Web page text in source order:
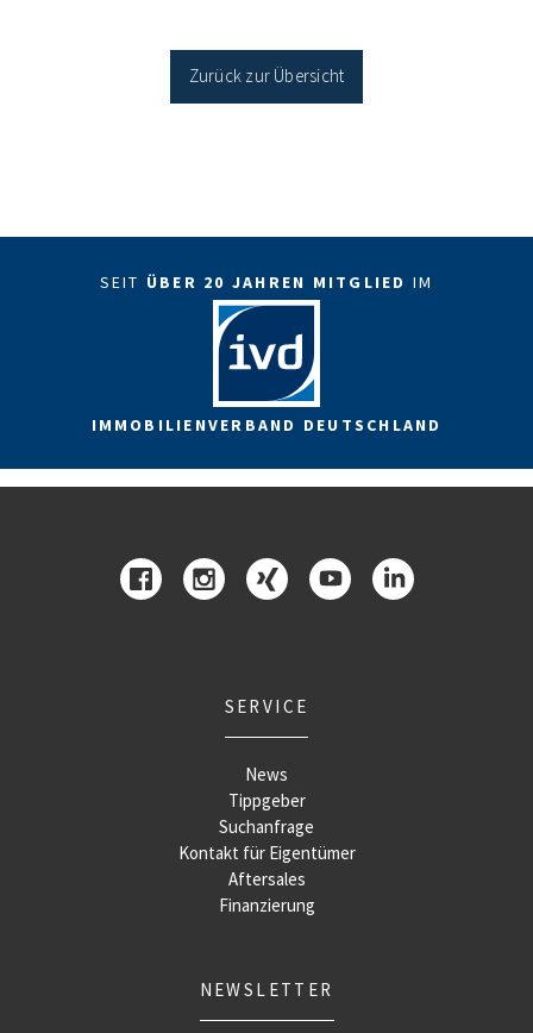
Sanierung in Einzelmaßnahmen […]
Zurück zur Übersicht
SEIT ÜBER 20 JAHREN MITGLIED IM
IMMOBILIENVERBAND DEUTSCHLAND
SERVICE
News
Tippgeber
Suchanfrage
Kontakt für Eigentümer
Aftersales
Finanzierung
NEWSLETTER